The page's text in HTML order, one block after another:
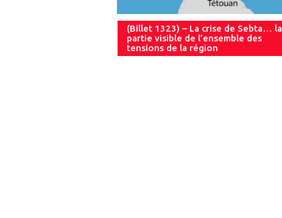
(Billet 1323) – La crise de Sebta… la
partie visible de l’ensemble des
tensions de la région